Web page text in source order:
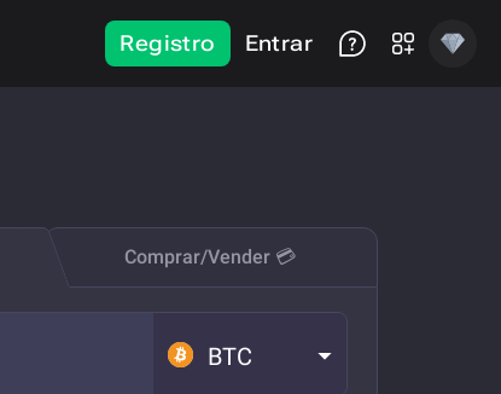
Registro Entrar
Comprar/Vender 💳
BTC